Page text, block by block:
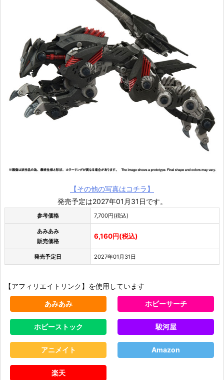
【その他の写真はコチラ】
発売予定は2027年01月31日です。
参考価格 7,700円(税込)
あみあみ
販売価格
6,160円(税込)
発売予定日 2027年01月31日
【アフィリエイトリンク】を使用しています
あみあみ ホビーサーチ
ホビーストック 駿河屋
アニメイト Amazon
楽天